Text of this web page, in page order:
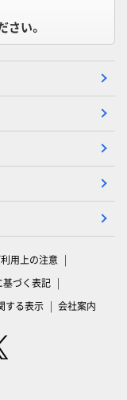
さい。
利用上の注意
基づく表記
する表示 会社案内